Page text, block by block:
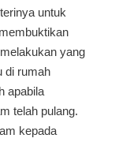
untuk
yang
di rumah
apabila
telah pulang.
kepada